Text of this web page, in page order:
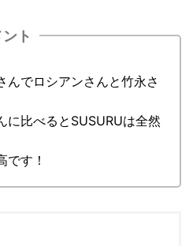
ト
んでロシアンさんと竹永さ
に比べるとSUSURUは全然
です！